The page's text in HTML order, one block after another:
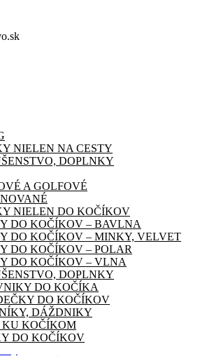
NIELEN NA CESTY
DOPLNKY
A GOLFOVÉ
NIELEN DO KOČÍKOV
DO KOČÍKOV – BAVLNA
DO KOČÍKOV – MINKY, VELVET
DO KOČÍKOV – POLAR
DO KOČÍKOV – VLNA
DOPLNKY
DO KOČÍKA
DO KOČÍKOV
DÁŽDNIKY
KU KOČÍKOM
DO KOČÍKOV